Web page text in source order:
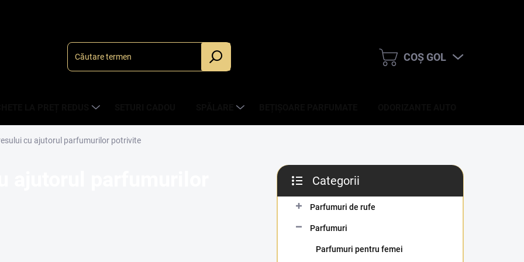
COŞ
COŞ GOL
cu ajutorul parfumurilor potrivite
B
r
peste
categorii
Categorii
Parfumuri de rufe
Parfumuri
Parfumuri pentru femei